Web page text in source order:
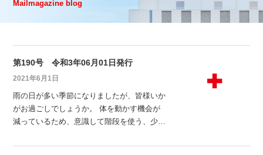
Mailmagazine blog
第190号 令和3年06月01日発行
2021年6月1日
雨の日が多い季節になりましたが、皆様いか
がお過ごしでしょうか。 体を動かす機会が
減っているため、意識して階段を使う、少し
できるように頑張りたいですね。高齢者の方